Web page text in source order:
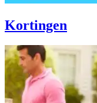
Kortingen